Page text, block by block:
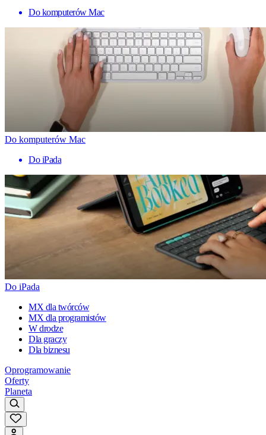
Do komputerów Mac
Do komputerów Mac
Do iPada
Do iPada
MX dla twórców
MX dla programistów
W drodze
Dla graczy
Dla biznesu
Oprogramowanie
Oferty
Planeta